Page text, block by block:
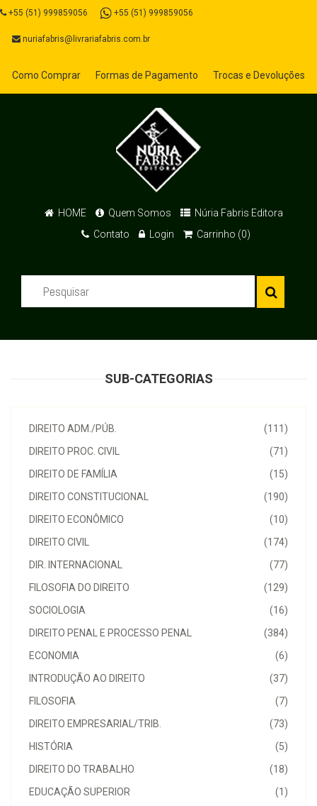
+55 (51) 999859056 +55 (51) 999859056
nuriafabris@livrariafabris.com.br
Como Comprar Formas de Pagamento Trocas e Devoluções
HOME Quem Somos
Núria Fabris Editora
Contato
Login Carrinho (0)
SUB-CATEGORIAS
(111)
DIREITO ADM./PÚB.
(71)
DIREITO PROC. CIVIL
(15)
DIREITO DE FAMÍLIA
(190)
DIREITO CONSTITUCIONAL
(10)
DIREITO ECONÔMICO
(174)
DIREITO CIVIL
(77)
DIR. INTERNACIONAL
(129)
FILOSOFIA DO DIREITO
(16)
SOCIOLOGIA
(384)
DIREITO PENAL E PROCESSO PENAL
(6)
ECONOMIA
(37)
INTRODUÇÃO AO DIREITO
(7)
FILOSOFIA
(73)
DIREITO EMPRESARIAL/TRIB.
(5)
HISTÓRIA
(18)
DIREITO DO TRABALHO
(1)
EDUCAÇÃO SUPERIOR